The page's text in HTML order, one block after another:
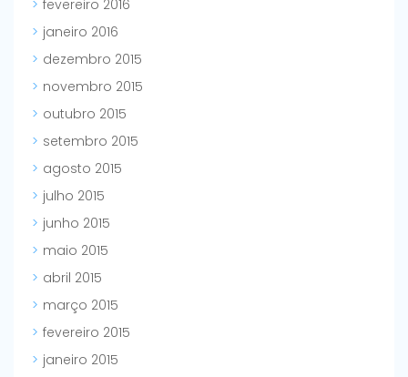
fevereiro 2016
janeiro 2016
dezembro 2015
novembro 2015
outubro 2015
setembro 2015
agosto 2015
julho 2015
junho 2015
maio 2015
abril 2015
março 2015
fevereiro 2015
janeiro 2015